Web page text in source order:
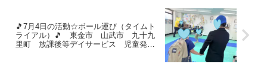
🎵7月4日の活動☆ボール運び（タイムト
ライアル）🎵 東金市 山武市 九十九
里町 放課後等デイサービス 児童発達